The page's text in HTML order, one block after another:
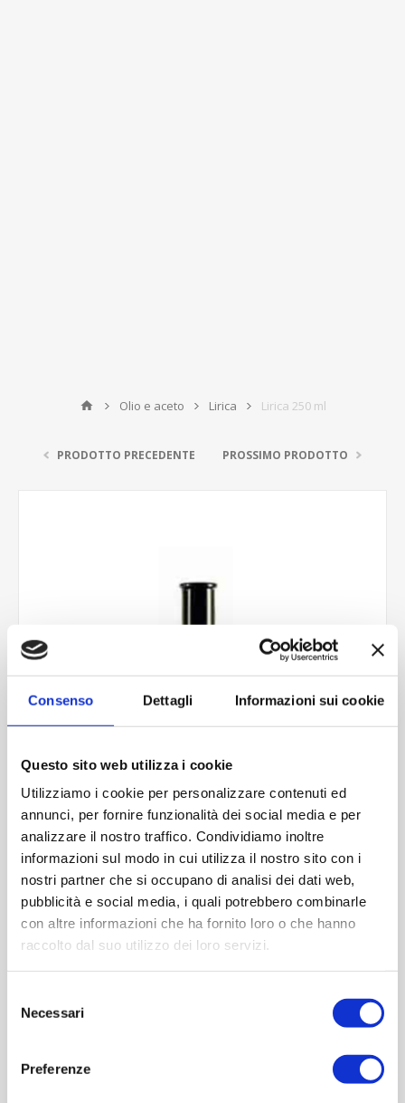
Consenso Dettagli Informazioni sui cookie
Questo sito web utilizza i cookie
Utilizziamo i cookie per personalizzare contenuti ed
annunci, per fornire funzionalità dei social media e per
analizzare il nostro traffico. Condividiamo inoltre
informazioni sul modo in cui utilizza il nostro sito con i
nostri partner che si occupano di analisi dei dati web,
pubblicità e social media, i quali potrebbero combinarle
con altre informazioni che ha fornito loro o che hanno
raccolto dal suo utilizzo dei loro servizi.
delNecessari
Preferenze
Olio e aceto Lirica Lirica 250 ml
PRODOTTO PRECEDENTE PROSSIMO PRODOTTO